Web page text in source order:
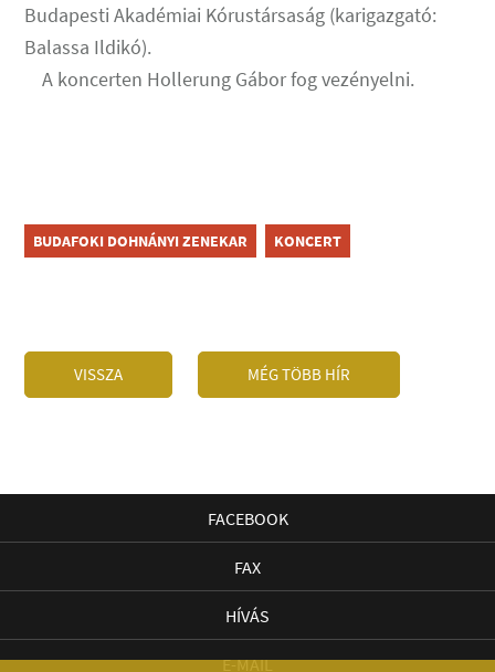
Budapesti Akadémiai Kórustársaság (karigazgató:
Balassa Ildikó).
A koncerten Hollerung Gábor fog vezényelni.
BUDAFOKI DOHNÁNYI ZENEKAR KONCERT
VISSZA MÉG TÖBB HÍR
FACEBOOK
FAX
HÍVÁS
E-MAIL